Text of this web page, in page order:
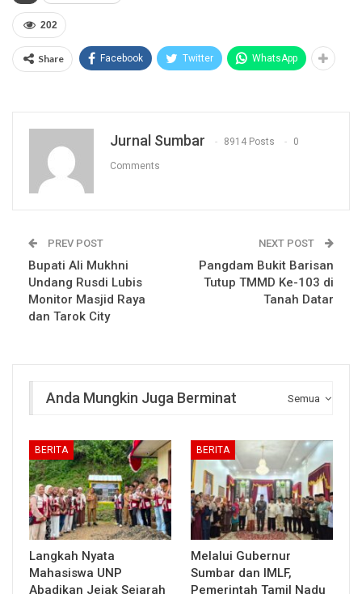
202
Share Facebook Twitter WhatsApp
Jurnal Sumbar 8914 Posts 0
Comments
PREV POST
Bupati Ali Mukhni
Undang Rusdi Lubis
Monitor Masjid Raya
dan Tarok City
NEXT POST
Pangdam Bukit Barisan
Tutup TMMD Ke-103 di
Tanah Datar
Semua
Anda Mungkin Juga Berminat
BERITA
Langkah Nyata
Mahasiswa UNP
Abadikan Jejak Sejarah
BERITA
Melalui Gubernur
Sumbar dan IMLF,
Pemerintah Tamil Nadu